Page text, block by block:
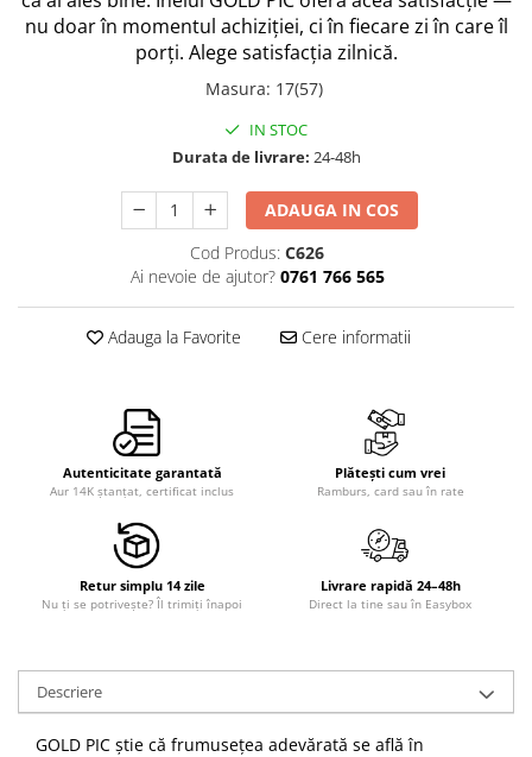
nu doar în momentul achiziției, ci în fiecare zi în care îl
porți. Alege satisfacția zilnică.
Masura: 17(57)
IN STOC
Durata de livrare: 24-48h
ADAUGA IN COS
Cod Produs: C626
Ai nevoie de ajutor? 0761 766 565
Adauga la Favorite Cere informatii
Autenticitate garantată
Aur 14K ștanțat, certificat inclus
Plătești cum vrei
Ramburs, card sau în rate
Retur simplu 14 zile
Nu ți se potrivește? Îl trimiți înapoi
Livrare rapidă 24–48h
Direct la tine sau în Easybox
Descriere
GOLD PIC știe că frumusețea adevărată se află în